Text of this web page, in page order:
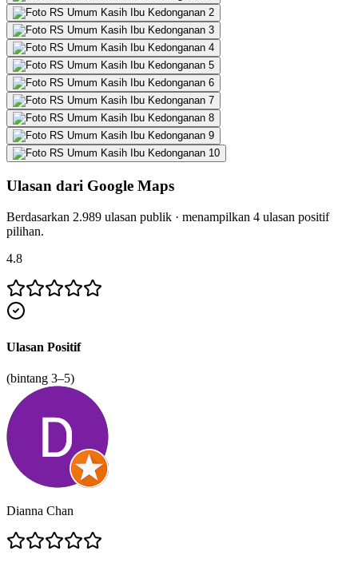
Ulasan dari Google Maps
Berdasarkan 2.989 ulasan publik · menampilkan 4 ulasan positif
pilihan.
4.8
Ulasan Positif
(bintang 3–5)
Dianna Chan